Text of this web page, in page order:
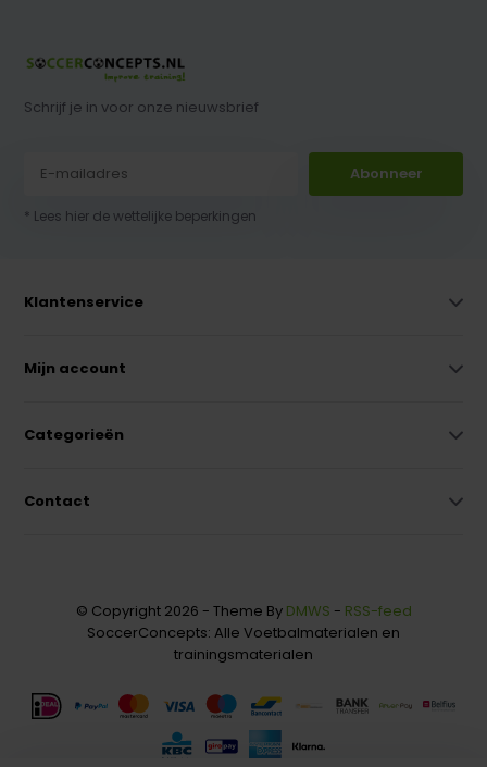
Schrijf je in voor onze nieuwsbrief
Abonneer
* Lees hier de wettelijke beperkingen
Klantenservice
Mijn account
Categorieën
Contact
© Copyright 2026 - Theme By DMWS - RSS-feed
SoccerConcepts: Alle Voetbalmaterialen en
trainingsmaterialen